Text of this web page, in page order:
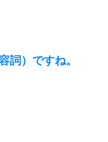
詞）ですね。